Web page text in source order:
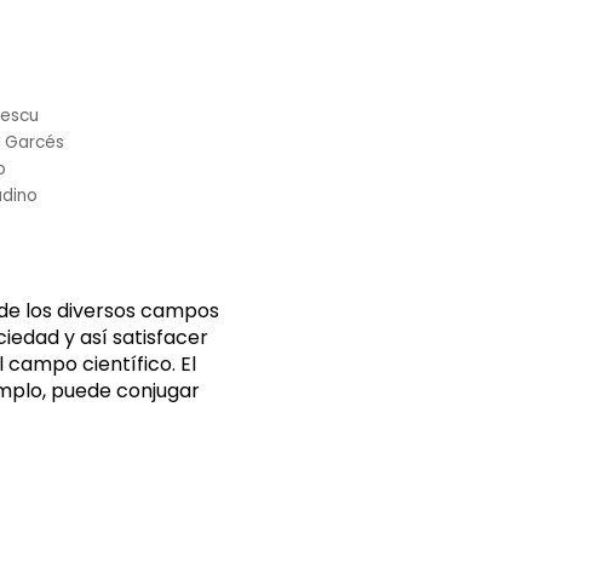
los diversos campos
y así satisfacer
campo científico. El
puede conjugar